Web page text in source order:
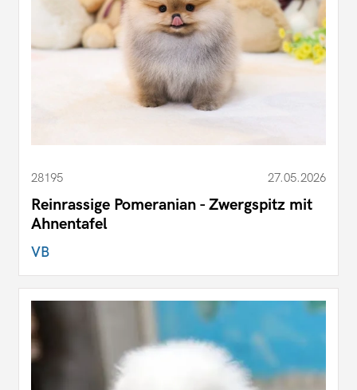
28195 27.05.2026
Reinrassige Pomeranian - Zwergspitz mit
Ahnentafel
VB